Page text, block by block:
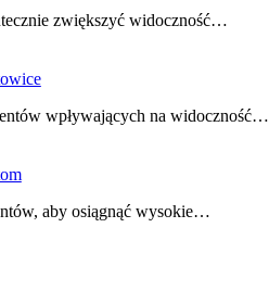
zwiększyć widoczność…
wpływających na widoczność…
aby osiągnąć wysokie…